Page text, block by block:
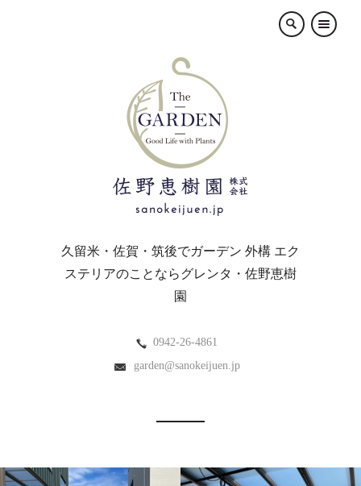
×
久留米・佐賀・筑後でガーデン 外構 エク
ステリアのことならグレンタ・佐野恵樹
園
0942-26-4861
garden@sanokeijuen.jp